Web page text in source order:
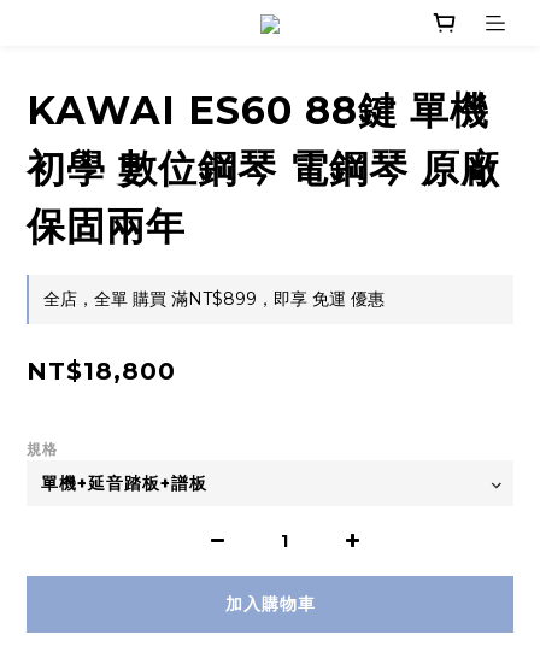
KAWAI ES60 88鍵 單機
初學 數位鋼琴 電鋼琴 原廠
保固兩年
全店，全單 購買 滿NT$899，即享 免運 優惠
NT$18,800
規格
加入購物車